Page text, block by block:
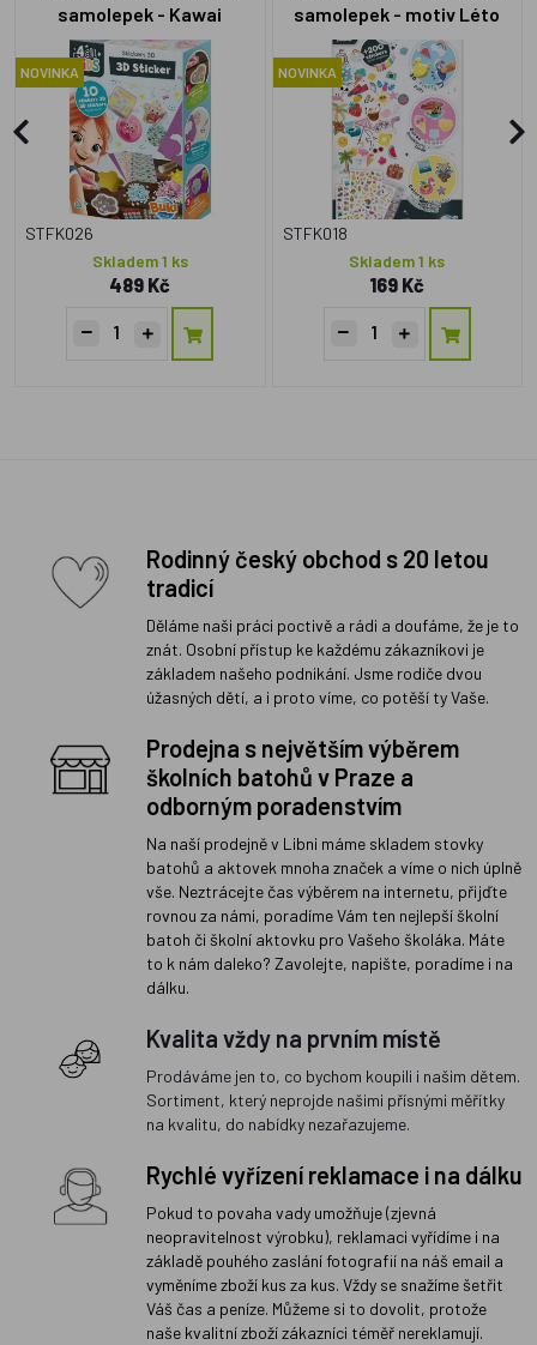
samolepek - Kawai
NOVINKA
STFK026
Skladem 1 ks
489 Kč
samolepek - motiv Léto
NOVINKA
STFK018
Skladem 1 ks
169 Kč
Rodinný český obchod s 20 letou
tradicí
Děláme naši práci poctivě a rádi a doufáme, že je to
znát. Osobní přístup ke každému zákazníkovi je
základem našeho podnikání. Jsme rodiče dvou
úžasných dětí, a i proto víme, co potěší ty Vaše.
Prodejna s největším výběrem
školních batohů v Praze a
odborným poradenstvím
Na naší prodejně v Libni máme skladem stovky
batohů a aktovek mnoha značek a víme o nich úplně
vše. Neztrácejte čas výběrem na internetu, přijďte
rovnou za námi, poradíme Vám ten nejlepší školní
batoh či školní aktovku pro Vašeho školáka. Máte
to k nám daleko? Zavolejte, napište, poradíme i na
dálku.
Kvalita vždy na prvním místě
Prodáváme jen to, co bychom koupili i našim dětem.
Sortiment, který neprojde našimi přísnými měřítky
na kvalitu, do nabídky nezařazujeme.
Rychlé vyřízení reklamace i na dálku
Pokud to povaha vady umožňuje (zjevná
neopravitelnost výrobku), reklamaci vyřídíme i na
základě pouhého zaslání fotografií na náš email a
vyměníme zboží kus za kus. Vždy se snažíme šetřit
Váš čas a peníze. Můžeme si to dovolit, protože
naše kvalitní zboží zákazníci téměř nereklamují.